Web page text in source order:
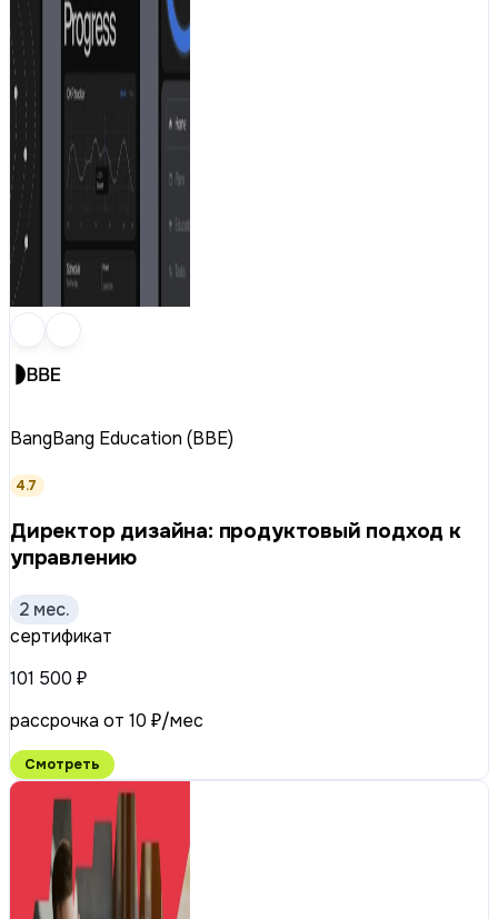
BangBang Education (BBE)
4.7
Директор дизайна: продуктовый подход к
управлению
2 мес.
сертификат
101 500 ₽
рассрочка от 10 ₽/мес
Смотреть